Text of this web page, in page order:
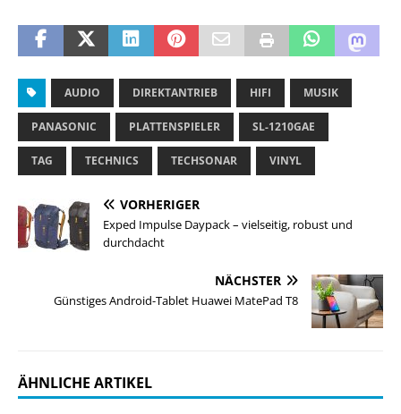
AUDIO DIREKTANTRIEB HIFI MUSIK
PANASONIC PLATTENSPIELER SL-1210GAE
TAG TECHNICS TECHSONAR VINYL
VORHERIGER
Exped Impulse Daypack – vielseitig, robust und
durchdacht
NÄCHSTER
Günstiges Android-Tablet Huawei MatePad T8
ÄHNLICHE ARTIKEL